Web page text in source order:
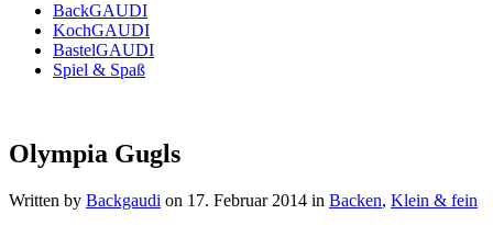
BackGAUDI
KochGAUDI
BastelGAUDI
Spiel & Spaß
Olympia Gugls
Written by Backgaudi on 17. Februar 2014 in Backen, Klein & fein